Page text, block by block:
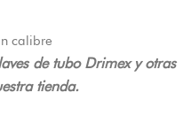
calibre
de tubo Drimex y otras
tienda.